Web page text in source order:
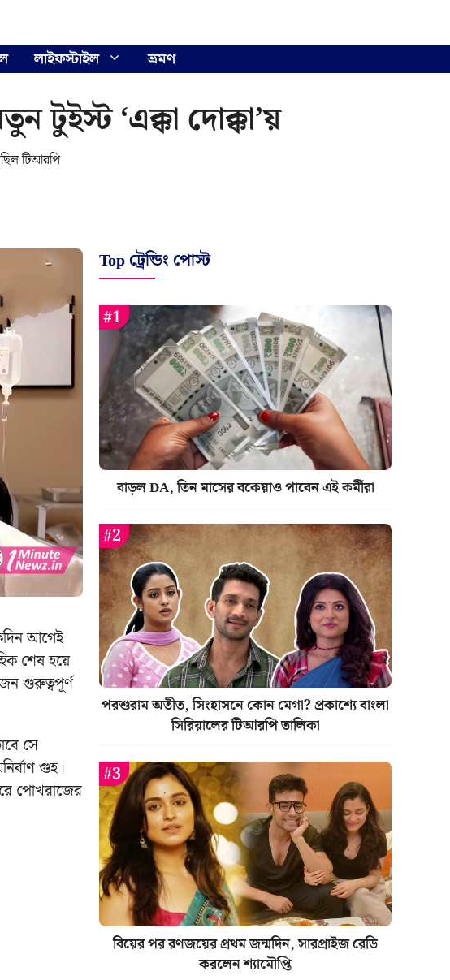
লাইফস্টাইল ভ্রমণ
টুইস্ট ‘এক্কা দোক্কা’য়
টিআরপি
আগেই
শেষ হয়ে
গুরুত্বপূর্ণ
সে
গুহ।
পোখরাজের
Top ট্রেন্ডিং পোস্ট
বাড়ল DA, তিন মাসের বকেয়াও পাবেন এই কর্মীরা
পরশুরাম অতীত, সিংহাসনে কোন মেগা? প্রকাশ্যে বাংলা
সিরিয়ালের টিআরপি তালিকা
বিয়ের পর রণজয়ের প্রথম জন্মদিন, সারপ্রাইজ রেডি
করলেন শ্যামৌপ্তি